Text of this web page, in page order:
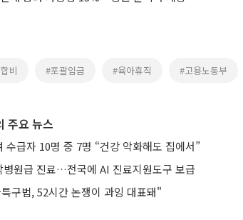
비 #포괄임금 #육아휴직 #고용노동부
주요 뉴스
수급자 10명 중 7명 “건강 악화해도 집에서”
병원급 진료…전국에 AI 진료지원도구 보급
구법, 52시간 논쟁이 과잉 대표돼"